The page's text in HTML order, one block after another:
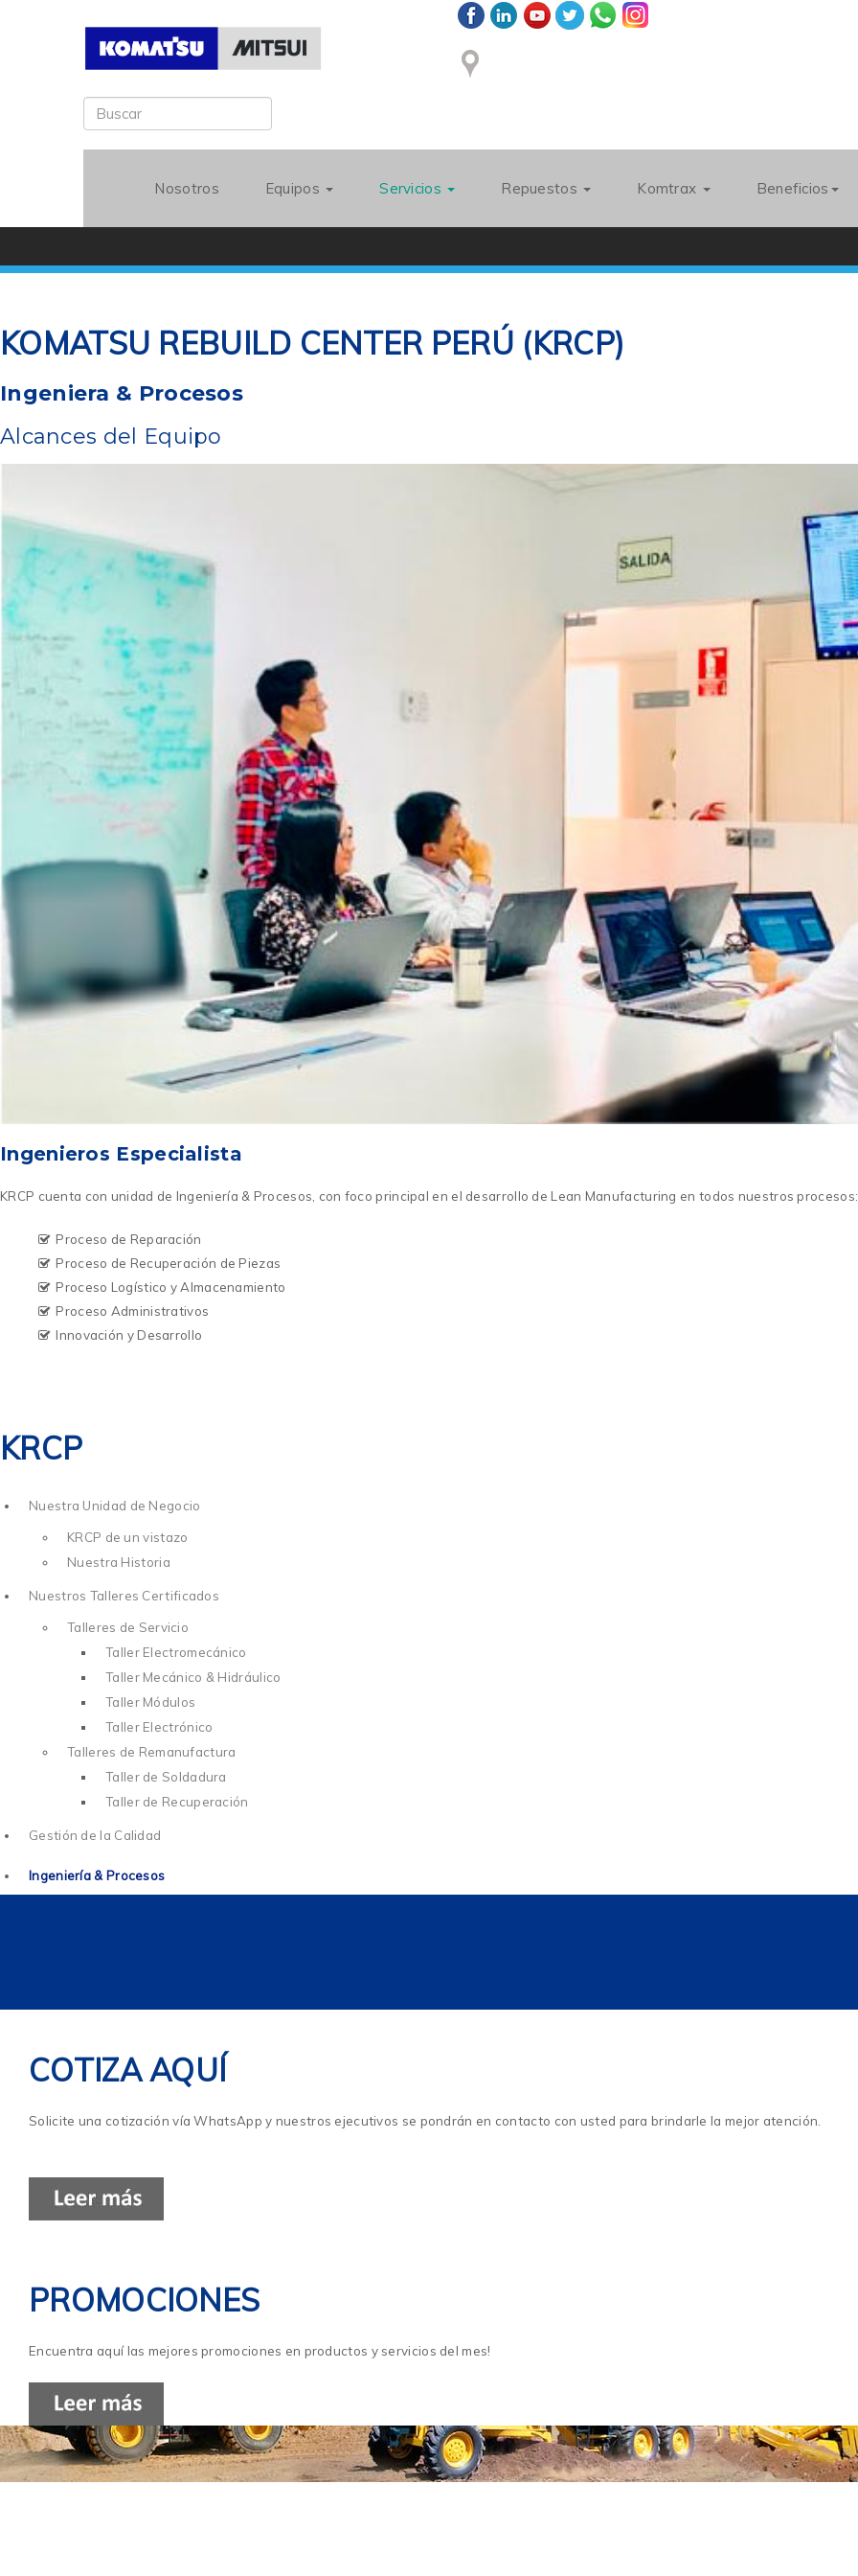
Nosotros Equipos Servicios Repuestos Komtrax Beneficios
KOMATSU REBUILD CENTER PERÚ (KRCP)
Ingeniera & Procesos
Alcances del Equipo
Ingenieros Especialista
KRCP cuenta con unidad de Ingeniería & Procesos, con foco principal en el desarrollo de Lean Manufacturing en todos nuestros procesos:
Proceso de Reparación
Proceso de Recuperación de Piezas
Proceso Logístico y Almacenamiento
Proceso Administrativos
Innovación y Desarrollo
KRCP
Nuestra Unidad de Negocio
KRCP de un vistazo
Nuestra Historia
Nuestros Talleres Certificados
Talleres de Servicio
Taller Electromecánico
Taller Mecánico & Hidráulico
Taller Módulos
Taller Electrónico
Talleres de Remanufactura
Taller de Soldadura
Taller de Recuperación
Gestión de la Calidad
Ingeniería & Procesos
COTIZA AQUÍ
Solicite una cotización vía WhatsApp y nuestros ejecutivos se pondrán en contacto con usted para brindarle la mejor atención.
PROMOCIONES
Encuentra aquí las mejores promociones en productos y servicios del mes!